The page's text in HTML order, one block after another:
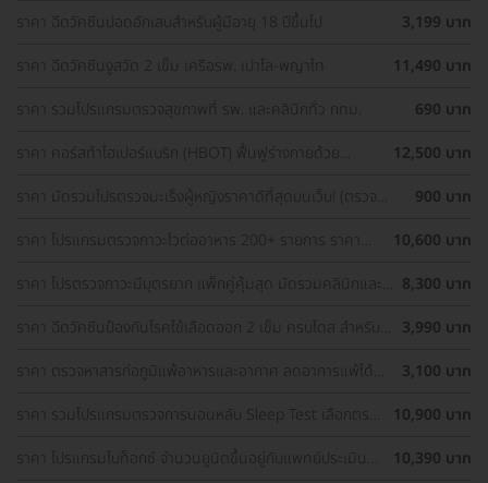
ราคา ฉีดวัคซีนปอดอักเสบสำหรับผู้มีอายุ 18 ปีขึ้นไป
3,199 บาท
ราคา ฉีดวัคซีนงูสวัด 2 เข็ม เครือรพ. เปาโล-พญาไท
11,490 บาท
ราคา รวมโปรแกรมตรวจสุขภาพที่ รพ. และคลินิกทั่ว กทม.
690 บาท
ราคา คอร์สทำไฮเปอร์แบริก (HBOT) ฟื้นฟูร่างกายด้วย
12,500 บาท
ราคา มัดรวมโปรตรวจมะเร็งผู้หญิงราคาดีที่สุดบนเว็บ! (ตรวจ
900 บาท
ราคา โปรแกรมตรวจภาวะไวต่ออาหาร 200+ รายการ ราคา
10,600 บาท
ราคา โปรตรวจภาวะมีบุตรยาก แพ็กคู่คุ้มสุด มัดรวมคลินิกและ
8,300 บาท
ราคา ฉีดวัคซีนป้องกันโรคไข้เลือดออก 2 เข็ม ครบโดส สำหรับผู้ 3,990 บาท
ราคา ตรวจหาสารก่อภูมิแพ้อาหารและอากาศ ลดอาการแพ้ได้
3,100 บาท
ราคา รวมโปรแกรมตรวจการนอนหลับ Sleep Test เลือกตรวจ
10,900 บาท
ราคา ​โปรแกรมโบท็อกซ์ จำนวนยูนิตขึ้นอยู่กับแพทย์ประเมิน
10,390 บาท